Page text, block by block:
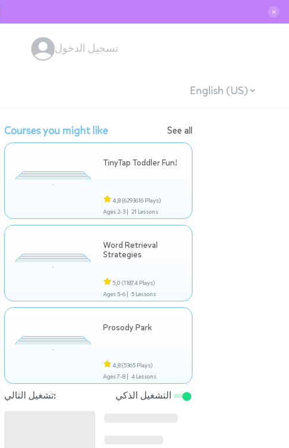
✕
تسجيل الدخول
English (US)
Courses you might like See all
TinyTap Toddler Fun!
4,8(6293616 Plays)
Ages 2-3 | 21 Lessons
Word Retrieval
Strategies
5,0 (11874 Plays)
Ages 5-6 | 5 Lessons
Prosody Park
4,8(5365 Plays)
Ages 7-8 | 4 Lessons
تشغيل التالي: